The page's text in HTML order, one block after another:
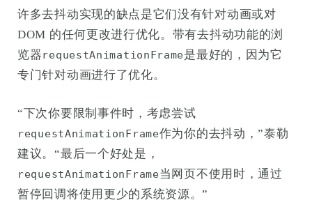
许多去抖动实现的缺点是它们没有针对动画或对
DOM 的任何更改进行优化。带有去抖动功能的浏
览器requestAnimationFrame是最好的，因为它
专门针对动画进行了优化。
“下次你要限制事件时，考虑尝试
requestAnimationFrame作为你的去抖动，”泰勒
建议。“最后一个好处是，
requestAnimationFrame当网页不使用时，通过
暂停回调将使用更少的系统资源。”